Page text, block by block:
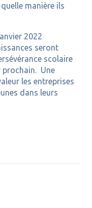
manière ils
2022
seront
scolaire
prochain. Une
les entreprises
dans leurs